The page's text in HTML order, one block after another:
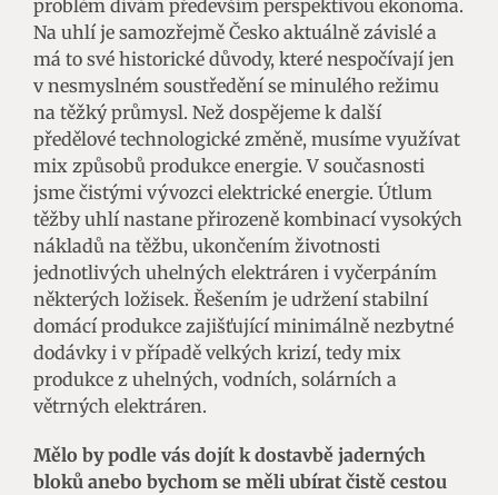
problém dívám především perspektivou ekonoma.
Na uhlí je samozřejmě Česko aktuálně závislé a
má to své historické důvody, které nespočívají jen
v nesmyslném soustředění se minulého režimu
na těžký průmysl. Než dospějeme k další
předělové technologické změně, musíme využívat
mix způsobů produkce energie. V současnosti
jsme čistými vývozci elektrické energie. Útlum
těžby uhlí nastane přirozeně kombinací vysokých
nákladů na těžbu, ukončením životnosti
jednotlivých uhelných elektráren i vyčerpáním
některých ložisek. Řešením je udržení stabilní
domácí produkce zajišťující minimálně nezbytné
dodávky i v případě velkých krizí, tedy mix
produkce z uhelných, vodních, solárních a
větrných elektráren.
Mělo by podle vás dojít k dostavbě jaderných
bloků anebo bychom se měli ubírat čistě cestou